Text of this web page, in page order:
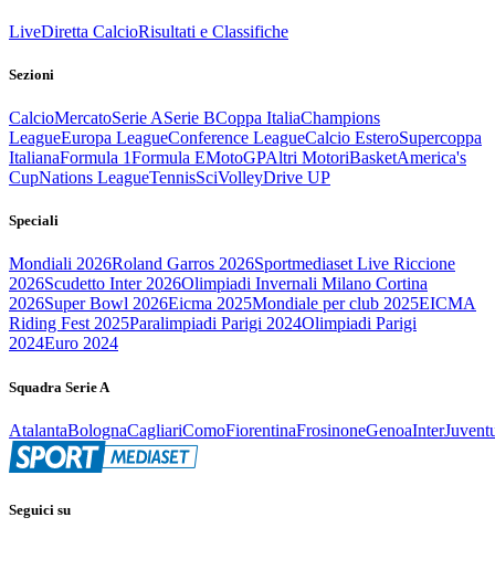
LiveDiretta CalcioRisultati e Classifiche
Sezioni
CalcioMercatoSerie ASerie BCoppa ItaliaChampions
LeagueEuropa LeagueConference LeagueCalcio EsteroSupercoppa
ItalianaFormula 1Formula EMotoGPAltri MotoriBasketAmerica's
CupNations LeagueTennisSciVolleyDrive UP
Speciali
Mondiali 2026Roland Garros 2026Sportmediaset Live Riccione
2026Scudetto Inter 2026Olimpiadi Invernali Milano Cortina
2026Super Bowl 2026Eicma 2025Mondiale per club 2025EICMA
Riding Fest 2025Paralimpiadi Parigi 2024Olimpiadi Parigi
2024Euro 2024
Squadra Serie A
AtalantaBolognaCagliariComoFiorentinaFrosinoneGenoaInter
Seguici su